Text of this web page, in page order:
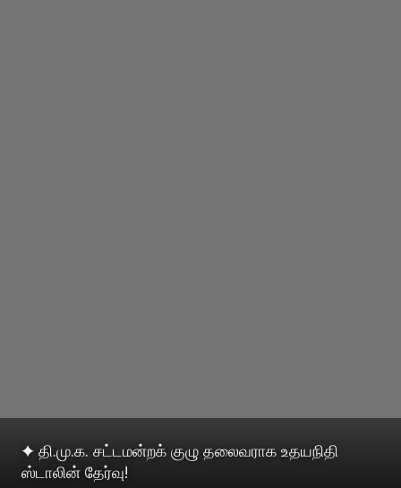
✦ தி.மு.க. சட்டமன்றக் குழு தலைவராக உதயநிதி
ஸ்டாலின் தேர்வு!